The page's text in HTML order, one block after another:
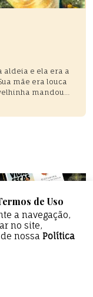
aldeia e ela era a
mãe era louca
mandou
reservados
de Uso
a navegação,
no site,
nossa Política